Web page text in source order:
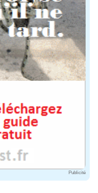
Publicité